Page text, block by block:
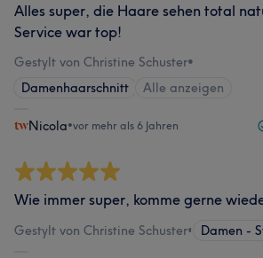
Alles super, die Haare sehen total
Service war top!
Gestylt von Christine Schuster•
Damenhaarschnitt
Alle anzeigen
Nicola•vor mehr als 6 Jahren
Wie immer super, komme gerne
Gestylt von Christine Schuster• Damen -